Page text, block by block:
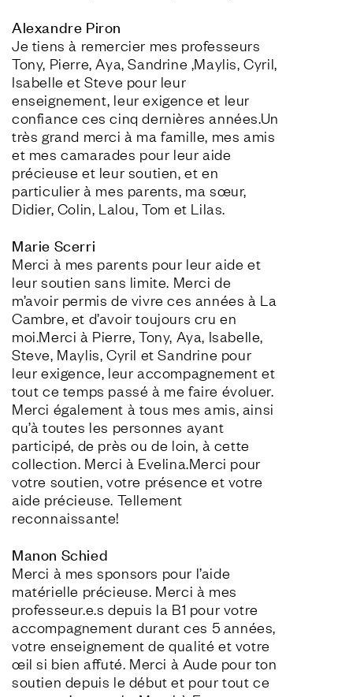
Alexandre Piron
Je tiens à remercier mes professeurs
Tony, Pierre, Aya, Sandrine ,Maylis, Cyril,
Isabelle et Steve pour leur
enseignement, leur exigence et leur
confiance ces cinq dernières années.Un
très grand merci à ma famille, mes amis
et mes camarades pour leur aide
précieuse et leur soutien, et en
particulier à mes parents, ma sœur,
Didier, Colin, Lalou, Tom et Lilas.
Marie Scerri
Merci à mes parents pour leur aide et
leur soutien sans limite. Merci de
m’avoir permis de vivre ces années à La
Cambre, et d’avoir toujours cru en
moi.Merci à Pierre, Tony, Aya, Isabelle,
Steve, Maylis, Cyril et Sandrine pour
leur exigence, leur accompagnement et
tout ce temps passé à me faire évoluer.
Merci également à tous mes amis, ainsi
qu’à toutes les personnes ayant
participé, de près ou de loin, à cette
collection. Merci à Evelina.Merci pour
votre soutien, votre présence et votre
aide précieuse. Tellement
reconnaissante!
Manon Schied
Merci à mes sponsors pour l’aide
matérielle précieuse. Merci à mes
professeur.e.s depuis la B1 pour votre
accompagnement durant ces 5 années,
votre enseignement de qualité et votre
œil si bien affuté. Merci à Aude pour ton
soutien depuis le début et pour tout ce